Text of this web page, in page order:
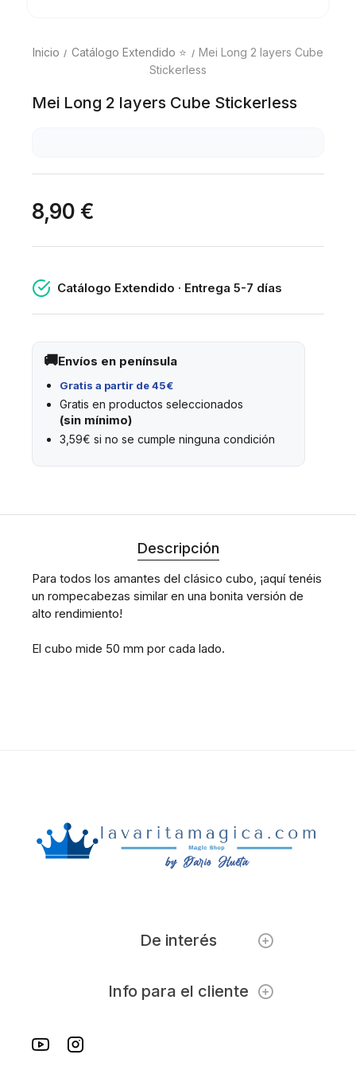
Inicio Catálogo Extendido ⭐
Mei Long 2 layers Cube
Stickerless
Mei Long 2 layers Cube Stickerless
8,90 €
Catálogo Extendido · Entrega 5-7 días
Envíos en península
Gratis a partir de 45€
Gratis en productos seleccionados
(sin mínimo)
3,59€ si no se cumple ninguna condición
Descripción
Para todos los amantes del clásico cubo, ¡aquí tenéis
un rompecabezas similar en una bonita versión de
alto rendimiento!
El cubo mide 50 mm por cada lado.
De interés
Info para el cliente